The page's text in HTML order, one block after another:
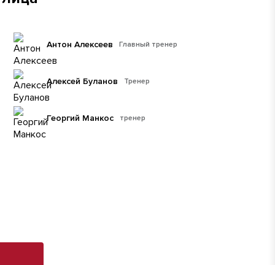
Главный тренер
Антон Алексеев
Тренер
Алексей Буланов
тренер
Георгий Манкос